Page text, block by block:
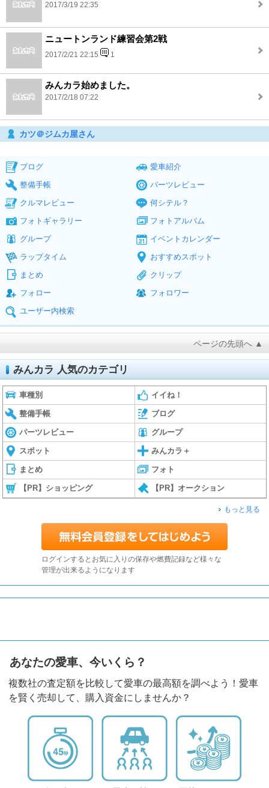
2017/3/19 22:35
ニュートンランド練習会第2戦
2017/2/21 22:15 1
みんカラ始めました。
2017/2/18 07:22
カツ＠ジムカ屋さん
ブログ
愛車紹介
整備手帳
パーツレビュー
クルマレビュー
何シテル？
フォトギャラリー
フォトアルバム
グループ
イベントカレンダー
ラップタイム
おすすめスポット
まとめ
クリップ
フォロー
フォロワー
ユーザー内検索
ページの先頭へ ▲
みんカラ 人気のカテゴリ
車種別 イイね！
整備手帳 ブログ
パーツレビュー グループ
スポット みんカラ＋
まとめ フォト
【PR】ショッピング 【PR】オークション
もっと見る
ログインするとお気に入りの保存や燃費記録など様々な
管理が出来るようになります
あなたの愛車、今いくら？
複数社の査定額を比較して愛車の最高額を調べよう！愛車
を賢く売却して、購入資金にしませんか？